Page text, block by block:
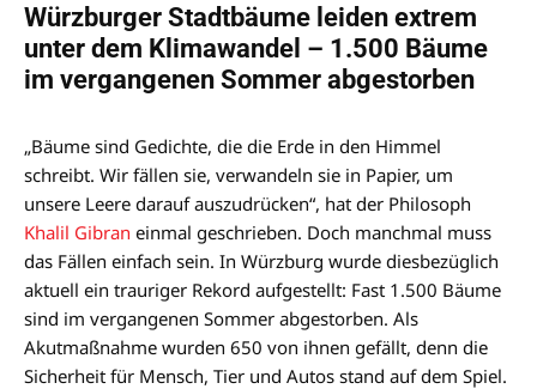
Würzburger Stadtbäume leiden extrem
unter dem Klimawandel – 1.500 Bäume
im vergangenen Sommer abgestorben
„Bäume sind Gedichte, die die Erde in den Himmel
schreibt. Wir fällen sie, verwandeln sie in Papier, um
unsere Leere darauf auszudrücken“, hat der Philosoph
Khalil Gibran einmal geschrieben. Doch manchmal muss
das Fällen einfach sein. In Würzburg wurde diesbezüglich
aktuell ein trauriger Rekord aufgestellt: Fast 1.500 Bäume
sind im vergangenen Sommer abgestorben. Als
Akutmaßnahme wurden 650 von ihnen gefällt, denn die
Sicherheit für Mensch, Tier und Autos stand auf dem Spiel.